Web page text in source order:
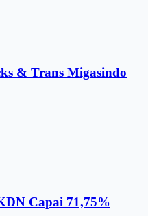
& Trans Migasindo
Capai 71,75%